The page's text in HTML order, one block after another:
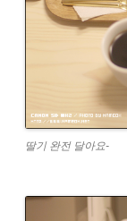
딸기 완전 달아요-